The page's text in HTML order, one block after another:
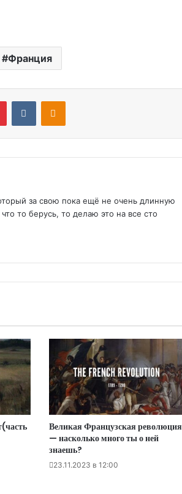
Франция
Pinterest VKontakte Odnoklassniki
за свою пока ещё не очень длинную
то берусь, то делаю это на все сто
Великая Французская революция
— насколько много ты о ней
знаешь?
23.11.2023 в 12:00